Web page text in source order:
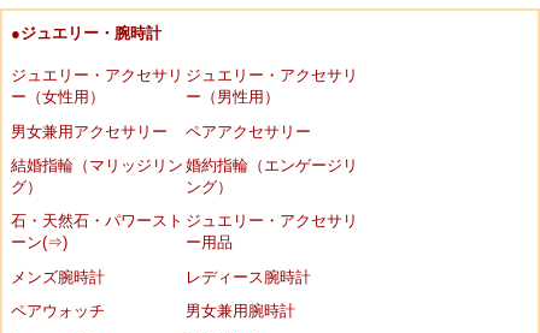
●ジュエリー・腕時計
ジュエリー・アクセサリ
ー（女性用）
ジュエリー・アクセサリ
ー（男性用）
男女兼用アクセサリー
ペアアクセサリー
結婚指輪（マリッジリン
グ）
婚約指輪（エンゲージリ
ング）
石・天然石・パワースト
ーン(⇒)
ジュエリー・アクセサリ
ー用品
メンズ腕時計
レディース腕時計
ペアウォッチ
男女兼用腕時計